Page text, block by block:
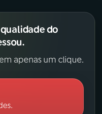
do
apenas um clique.